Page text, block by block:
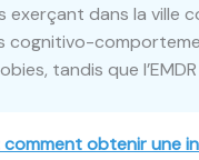
dans la ville
cognitivo-
tandis que
comment obtenir